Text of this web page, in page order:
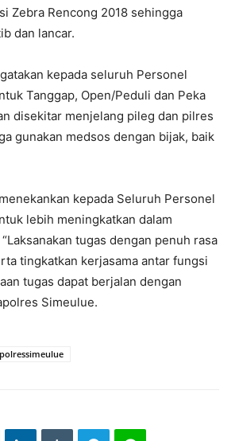
Zebra Rencong 2018 sehingga
dan lancar.
kepada seluruh Personel
Tanggap, Open/Peduli dan Peka
disekitar menjelang pileg dan pilres
gunakan medsos dengan bijak, baik
kepada Seluruh Personel
lebih meningkatkan dalam
tugas dengan penuh rasa
tingkatkan kerjasama antar fungsi
tugas dapat berjalan dengan
Simeulue.
polressimeulue